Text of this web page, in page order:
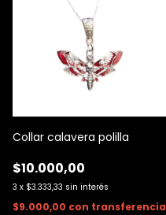
Collar calavera polilla
$10.000,00
3 x $3.333,33 sin interés
$9.000,00 con transferencia